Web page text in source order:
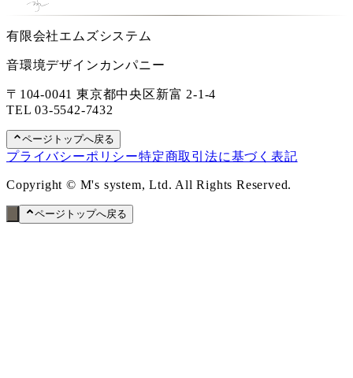
有限会社エムズシステム
音環境デザインカンパニー
〒104-0041 東京都中央区新富 2-1-4
TEL03-5542-7432
ページトップへ戻る
プライバシーポリシー特定商取引法に基づく表記
Copyright © M's system, Ltd. All Rights Reserved.
ページトップへ戻る